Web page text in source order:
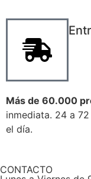
Más de 60.000
inmediata. 24 a
el día.
CONTACTO